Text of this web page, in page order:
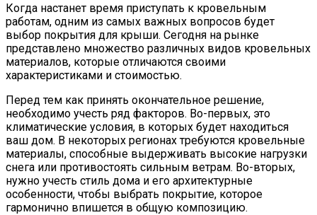
Когда настанет время приступать к кровельным
работам, одним из самых важных вопросов будет
выбор покрытия для крыши. Сегодня на рынке
представлено множество различных видов кровельных
материалов, которые отличаются своими
характеристиками и стоимостью.
Перед тем как принять окончательное решение,
необходимо учесть ряд факторов. Во-первых, это
климатические условия, в которых будет находиться
ваш дом. В некоторых регионах требуются кровельные
материалы, способные выдерживать высокие нагрузки
снега или противостоять сильным ветрам. Во-вторых,
нужно учесть стиль дома и его архитектурные
особенности, чтобы выбрать покрытие, которое
гармонично впишется в общую композицию.